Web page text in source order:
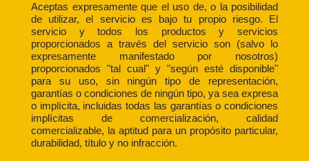
Aceptas expresamente que el uso de, o la posibilidad
de utilizar, el servicio es bajo tu propio riesgo. El
servicio y todos los productos y servicios
proporcionados a través del servicio son (salvo lo
expresamente manifestado por nosotros)
proporcionados "tal cual" y "según esté disponible"
para su uso, sin ningún tipo de representación,
garantías o condiciones de ningún tipo, ya sea expresa
o implícita, incluidas todas las garantías o condiciones
implícitas de comercialización, calidad
comercializable, la aptitud para un propósito particular,
durabilidad, título y no infracción.